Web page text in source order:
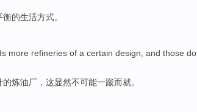
衡的生活方式。
more refineries of a certain design , and those do
的炼油厂 ， 这显然不可能一蹴而就。